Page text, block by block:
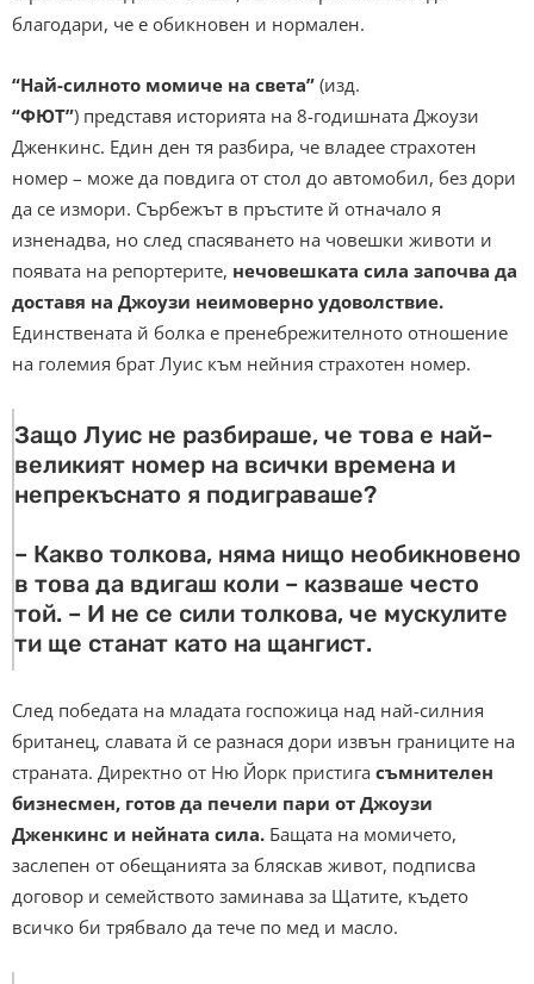
благодари, че е обикновен и нормален.
“Най-силното момиче на света” (изд.
“ФЮТ”) представя историята на 8-годишната Джоузи
Дженкинс. Един ден тя разбира, че владее страхотен
номер – може да повдига от стол до автомобил, без дори
да се измори. Сърбежът в пръстите й отначало я
изненадва, но след спасяването на човешки животи и
появата на репортерите, нечовешката сила започва да
доставя на Джоузи неимоверно удоволствие.
Единствената й болка е пренебрежителното отношение
на големия брат Луис към нейния страхотен номер.
Защо Луис не разбираше, че това е най-
великият номер на всички времена и
непрекъснато я подиграваше?
– Какво толкова, няма нищо необикновено
в това да вдигаш коли – казваше често
той. – И не се сили толкова, че мускулите
ти ще станат като на щангист.
След победата на младата госпожица над най-силния
британец, славата й се разнася дори извън границите на
страната. Директно от Ню Йорк пристига съмнителен
бизнесмен, готов да печели пари от Джоузи
Дженкинс и нейната сила. Бащата на момичето,
заслепен от обещанията за бляскав живот, подписва
договор и семейството заминава за Щатите, където
всичко би трябвало да тече по мед и масло.